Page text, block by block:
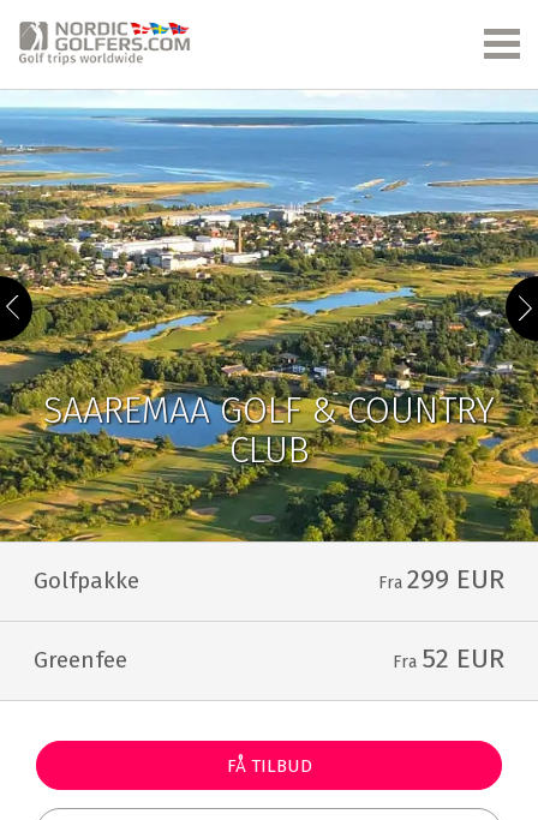
SAAREMAA GOLF & COUNTRY
CLUB
Golfpakke Fra 299 EUR
Greenfee Fra 52 EUR
FÅ TILBUD